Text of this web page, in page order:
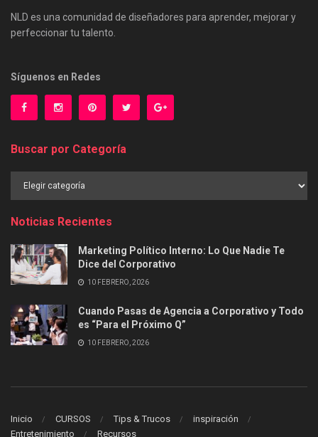
NLD es una comunidad de diseñadores para aprender, mejorar y
perfeccionar tu talento.
Síguenos en Redes
Buscar por Categoría
Noticias Recientes
Marketing Político Interno: Lo Que Nadie Te
Dice del Corporativo
10 FEBRERO, 2026
Cuando Pasas de Agencia a Corporativo y Todo
es “Para el Próximo Q”
10 FEBRERO, 2026
Inicio CURSOS Tips & Trucos
inspiración
Entretenimiento
Recursos